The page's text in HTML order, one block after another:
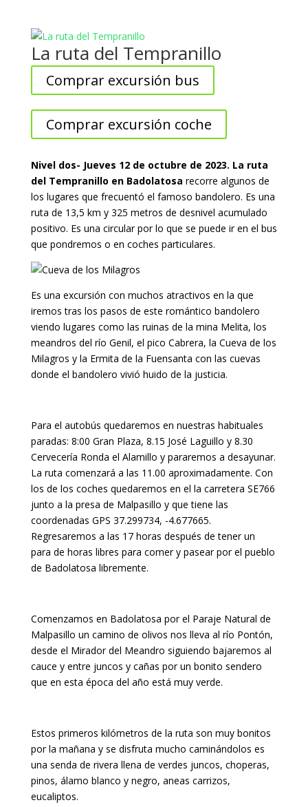
La ruta del Tempranillo
Comprar excursión bus
Comprar excursión coche
Nivel dos- Jueves 12 de octubre de 2023. La ruta
del Tempranillo en Badolatosa recorre algunos de
los lugares que frecuentó el famoso bandolero. Es una
ruta de 13,5 km y 325 metros de desnivel acumulado
positivo. Es una circular por lo que se puede ir en el bus
que pondremos o en coches particulares.
Es una excursión con muchos atractivos en la que
iremos tras los pasos de este romántico bandolero
viendo lugares como las ruinas de la mina Melita, los
meandros del río Genil, el pico Cabrera, la Cueva de los
Milagros y la Ermita de la Fuensanta con las cuevas
donde el bandolero vivió huido de la justicia.
Para el autobús quedaremos en nuestras habituales
paradas: 8:00 Gran Plaza, 8.15 José Laguillo y 8.30
Cervecería Ronda el Alamillo y pararemos a desayunar.
La ruta comenzará a las 11.00 aproximadamente. Con
los de los coches quedaremos en el la carretera SE766
junto a la presa de Malpasillo y que tiene las
coordenadas GPS 37.299734, -4.677665.
Regresaremos a las 17 horas después de tener un
para de horas libres para comer y pasear por el pueblo
de Badolatosa libremente.
Comenzamos en Badolatosa por el Paraje Natural de
Malpasillo un camino de olivos nos lleva al río Pontón,
desde el Mirador del Meandro siguiendo bajaremos al
cauce y entre juncos y cañas por un bonito sendero
que en esta época del año está muy verde.
Estos primeros kilómetros de la ruta son muy bonitos
por la mañana y se disfruta mucho caminándolos es
una senda de rivera llena de verdes juncos, choperas,
pinos, álamo blanco y negro, aneas carrizos,
eucaliptos.